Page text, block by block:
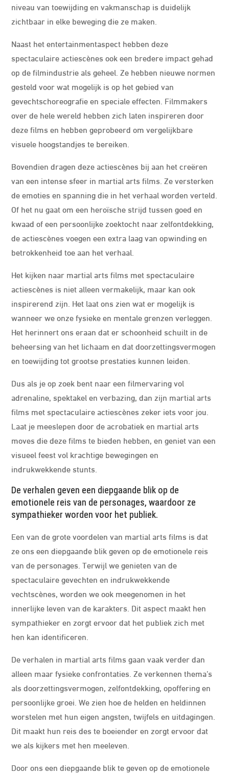
niveau van toewijding en vakmanschap is duidelijk
zichtbaar in elke beweging die ze maken.
Naast het entertainmentaspect hebben deze
spectaculaire actiescènes ook een bredere impact gehad
op de filmindustrie als geheel. Ze hebben nieuwe normen
gesteld voor wat mogelijk is op het gebied van
gevechtschoreografie en speciale effecten. Filmmakers
over de hele wereld hebben zich laten inspireren door
deze films en hebben geprobeerd om vergelijkbare
visuele hoogstandjes te bereiken.
Bovendien dragen deze actiescènes bij aan het creëren
van een intense sfeer in martial arts films. Ze versterken
de emoties en spanning die in het verhaal worden verteld.
Of het nu gaat om een heroïsche strijd tussen goed en
kwaad of een persoonlijke zoektocht naar zelfontdekking,
de actiescènes voegen een extra laag van opwinding en
betrokkenheid toe aan het verhaal.
Het kijken naar martial arts films met spectaculaire
actiescènes is niet alleen vermakelijk, maar kan ook
inspirerend zijn. Het laat ons zien wat er mogelijk is
wanneer we onze fysieke en mentale grenzen verleggen.
Het herinnert ons eraan dat er schoonheid schuilt in de
beheersing van het lichaam en dat doorzettingsvermogen
en toewijding tot grootse prestaties kunnen leiden.
Dus als je op zoek bent naar een filmervaring vol
adrenaline, spektakel en verbazing, dan zijn martial arts
films met spectaculaire actiescènes zeker iets voor jou.
Laat je meeslepen door de acrobatiek en martial arts
moves die deze films te bieden hebben, en geniet van een
visueel feest vol krachtige bewegingen en
indrukwekkende stunts.
De verhalen geven een diepgaande blik op de
emotionele reis van de personages, waardoor ze
sympathieker worden voor het publiek.
Een van de grote voordelen van martial arts films is dat
ze ons een diepgaande blik geven op de emotionele reis
van de personages. Terwijl we genieten van de
spectaculaire gevechten en indrukwekkende
vechtscènes, worden we ook meegenomen in het
innerlijke leven van de karakters. Dit aspect maakt hen
sympathieker en zorgt ervoor dat het publiek zich met
hen kan identificeren.
De verhalen in martial arts films gaan vaak verder dan
alleen maar fysieke confrontaties. Ze verkennen thema’s
als doorzettingsvermogen, zelfontdekking, opoffering en
persoonlijke groei. We zien hoe de helden en heldinnen
worstelen met hun eigen angsten, twijfels en uitdagingen.
Dit maakt hun reis des te boeiender en zorgt ervoor dat
we als kijkers met hen meeleven.
Door ons een diepgaande blik te geven op de emotionele